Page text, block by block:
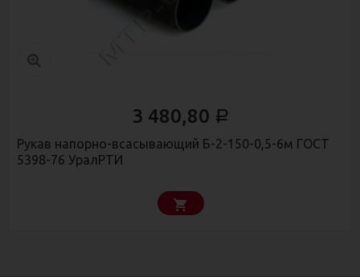
3 480,80 Р
Рукав напорно-всасывающий Б-2-150-0,5-6м ГОСТ
5398-76 УралРТИ